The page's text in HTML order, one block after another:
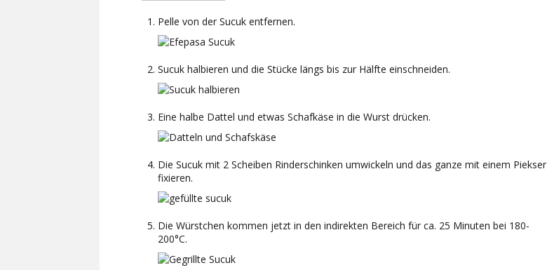
Pelle von der Sucuk entfernen.
Sucuk halbieren und die Stücke längs bis zur Hälfte einschneiden.
Eine halbe Dattel und etwas Schafkäse in die Wurst drücken.
Die Sucuk mit 2 Scheiben Rinderschinken umwickeln und das ganze mit einem Piekser
fixieren.
Die Würstchen kommen jetzt in den indirekten Bereich für ca. 25 Minuten bei 180-
200°C.